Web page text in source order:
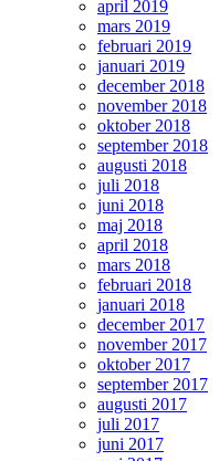
april 2019
mars 2019
februari 2019
januari 2019
december 2018
november 2018
oktober 2018
september 2018
augusti 2018
juli 2018
juni 2018
maj 2018
april 2018
mars 2018
februari 2018
januari 2018
december 2017
november 2017
oktober 2017
september 2017
augusti 2017
juli 2017
juni 2017